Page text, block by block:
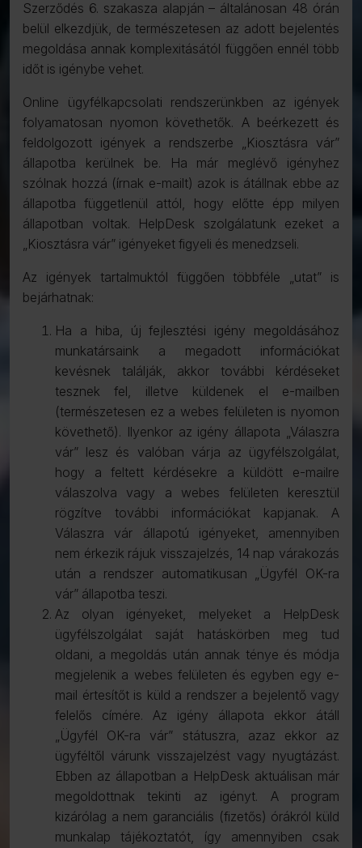
Szerződés 6. szakasza alapján – általánosan 48 órán
belül elkezdjük, de természetesen az adott bejelentés
megoldása annak komplexitásától függően ennél több
időt is igénybe vehet.
Online ügyfélkapcsolati rendszerünkben az igények
folyamatosan nyomon követhetők. A beérkezett és
feldolgozott igények a rendszerbe „Kiosztásra vár”
állapotba kerülnek be. Ha már meglévő igényhez
szólnak hozzá (írnak e-mailt) azok is átállnak ebbe az
állapotba függetlenül attól, hogy előtte épp milyen
állapotban voltak. HelpDesk szolgálatunk ezeket a
„Kiosztásra vár” igényeket figyeli és menedzseli.
Az igények tartalmuktól függően többféle „utat” is
bejárhatnak:
Ha a hiba, új fejlesztési igény megoldásához
munkatársaink a megadott információkat
kevésnek találják, akkor további kérdéseket
tesznek fel, illetve küldenek el e-mailben
(természetesen ez a webes felületen is nyomon
követhető). Ilyenkor az igény állapota „Válaszra
vár” lesz és valóban várja az ügyfélszolgálat,
hogy a feltett kérdésekre a küldött e-mailre
válaszolva vagy a webes felületen keresztül
rögzítve további információkat kapjanak. A
Válaszra vár állapotú igényeket, amennyiben
nem érkezik rájuk visszajelzés, 14 nap várakozás
után a rendszer automatikusan „Ügyfél OK-ra
vár” állapotba teszi.
Az olyan igényeket, melyeket a HelpDesk
ügyfélszolgálat saját hatáskörben meg tud
oldani, a megoldás után annak ténye és módja
megjelenik a webes felületen és egyben egy e-
mail értesítőt is küld a rendszer a bejelentő vagy
felelős címére. Az igény állapota ekkor átáll
„Ügyfél OK-ra vár” státuszra, azaz ekkor az
ügyféltől várunk visszajelzést vagy nyugtázást.
Ebben az állapotban a HelpDesk aktuálisan már
megoldottnak tekinti az igényt. A program
kizárólag a nem garanciális (fizetős) órákról küld
munkalap tájékoztatót, így amennyiben csak